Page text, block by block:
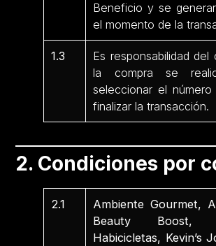
Beneficio y se
el momento de la
1.3
Es responsabilidad
la compra se
seleccionar el
finalizar la transacción.
2. Condiciones por
2.1
Ambiente Gourmet,
Beauty Boost,
Habicicletas, Kevin’s